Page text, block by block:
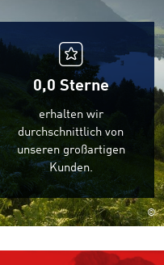
0,0 Sterne
erhalten wir
durchschnittlich von
unseren großartigen
Kunden.
©